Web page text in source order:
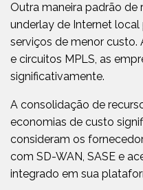
Outra maneira padrão de
underlay de Internet
serviços de menor custo.
e circuitos MPLS, as
significativamente.
A consolidação de
economias de custo
consideram os
com SD-WAN, SASE e
integrado em sua